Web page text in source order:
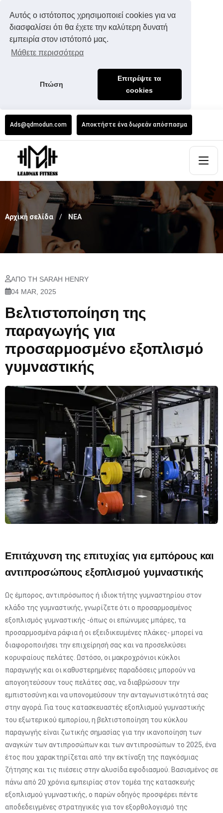
Αυτός ο ιστότοπος χρησιμοποιεί cookies για να
διασφαλίσει ότι θα έχετε την καλύτερη δυνατή
εμπειρία στον ιστότοπό μας.
Μάθετε περισσότερα
Πτώση
Επιτρέψτε τα
cookies
Ads@qdmodun.com Αποκτήστε ένα δωρεάν απόσπασμα
Αρχική σελίδα ΝΕΑ
ΑΠΌ ΤΗ SARAH HENRY
04 MAR, 2025
Βελτιστοποίηση της
παραγωγής για
προσαρμοσμένο εξοπλισμό
γυμναστικής
Επιτάχυνση της επιτυχίας για εμπόρους και
αντιπροσώπους εξοπλισμού γυμναστικής
Ως έμπορος, αντιπρόσωπος ή ιδιοκτήτης γυμναστηρίου στον
κλάδο της γυμναστικής, γνωρίζετε ότι ο προσαρμοσμένος
εξοπλισμός γυμναστικής -όπως οι επώνυμες μπάρες, τα
προσαρμοσμένα ράφια ή οι εξειδικευμένες πλάκες- μπορεί να
διαφοροποιήσει την επιχείρησή σας και να προσελκύσει
κορυφαίους πελάτες. Ωστόσο, οι μακροχρόνιοι κύκλοι
παραγωγής και οι καθυστερημένες παραδόσεις μπορούν να
απογοητεύσουν τους πελάτες σας, να διαβρώσουν την
εμπιστοσύνη και να υπονομεύσουν την ανταγωνιστικότητά σας
στην αγορά. Για τους κατασκευαστές εξοπλισμού γυμναστικής
του εξωτερικού εμπορίου, η βελτιστοποίηση του κύκλου
παραγωγής είναι ζωτικής σημασίας για την ικανοποίηση των
αναγκών των αντιπροσώπων και των αντιπροσώπων το 2025, ένα
έτος που χαρακτηρίζεται από την εκτίναξη της παγκόσμιας
ζήτησης και τις πιέσεις στην αλυσίδα εφοδιασμού. Βασισμένος σε
πάνω από 20 χρόνια εμπειρίας στον τομέα της κατασκευής
εξοπλισμού γυμναστικής, ο παρών οδηγός προσφέρει πέντε
αποδεδειγμένες στρατηγικές για τον εξορθολογισμό της